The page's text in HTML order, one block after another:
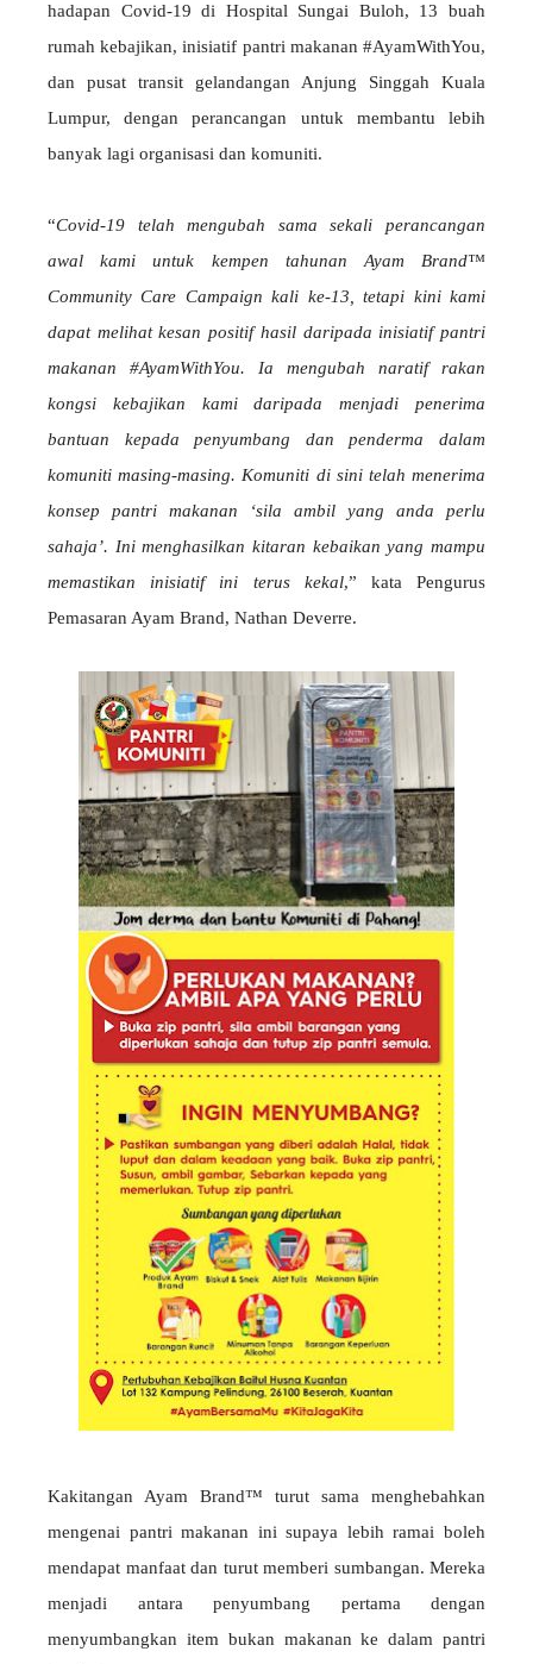
hadapan Covid-19 di Hospital Sungai Buloh, 13 buah
rumah kebajikan, inisiatif pantri makanan #AyamWithYou,
dan pusat transit gelandangan Anjung Singgah Kuala
Lumpur, dengan perancangan untuk membantu lebih
banyak lagi organisasi dan komuniti.
“Covid-19 telah mengubah sama sekali perancangan
awal kami untuk kempen tahunan Ayam Brand™
Community Care Campaign kali ke-13, tetapi kini kami
dapat melihat kesan positif hasil daripada inisiatif pantri
makanan #AyamWithYou. Ia mengubah naratif rakan
kongsi kebajikan kami daripada menjadi penerima
bantuan kepada penyumbang dan penderma dalam
komuniti masing-masing. Komuniti di sini telah menerima
konsep pantri makanan ‘sila ambil yang anda perlu
sahaja’. Ini menghasilkan kitaran kebaikan yang mampu
memastikan inisiatif ini terus kekal,” kata Pengurus
Pemasaran Ayam Brand, Nathan Deverre.
Kakitangan Ayam Brand™ turut sama menghebahkan
mengenai pantri makanan ini supaya lebih ramai boleh
mendapat manfaat dan turut memberi sumbangan. Mereka
menjadi antara penyumbang pertama dengan
menyumbangkan item bukan makanan ke dalam pantri